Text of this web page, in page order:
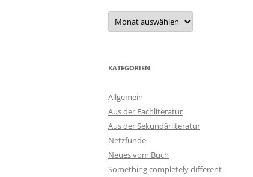
Archiv
KATEGORIEN
Allgemein
Aus der Fachliteratur
Aus der Sekundärliteratur
Netzfunde
Neues vom Buch
Something completely different